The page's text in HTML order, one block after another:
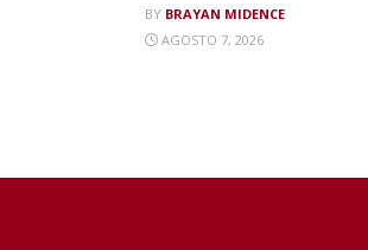
BY BRAYAN MIDENCE
AGOSTO 7, 2026